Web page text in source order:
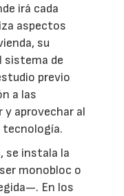
irá cada
aspectos
su
sistema de
previo
a las
y aprovechar al
tecnología.
se instala la
monobloc o
En los